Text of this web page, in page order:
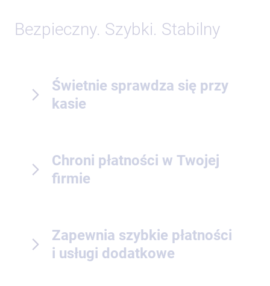
Bezpieczny. Szybki. Stabilny
Świetnie sprawdza się przy
kasie
Chroni płatności w Twojej
firmie
Zapewnia szybkie płatności
i usługi dodatkowe